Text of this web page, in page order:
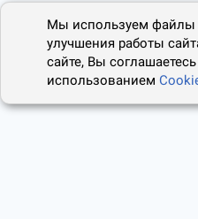
Мы используем файлы
улучшения работы
сайте, Вы
использованием